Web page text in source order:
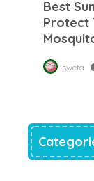
Best
Protect
sweta